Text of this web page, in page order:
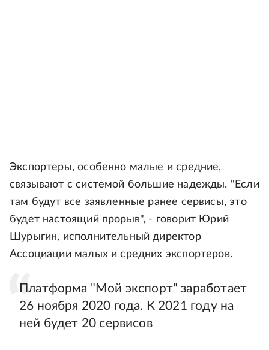
Экспортеры, особенно малые и средние,
связывают с системой большие надежды. "Если
там будут все заявленные ранее сервисы, это
будет настоящий прорыв", - говорит Юрий
Шурыгин, исполнительный директор
Ассоциации малых и средних экспортеров.
Платформа "Мой экспорт" заработает
26 ноября 2020 года. К 2021 году на
ней будет 20 сервисов